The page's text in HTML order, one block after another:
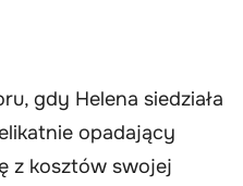
gdy Helena siedziała
opadający
z kosztów swojej